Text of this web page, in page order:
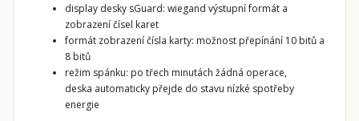
display desky sGuard: wiegand výstupní formát a
zobrazení čísel karet
formát zobrazení čísla karty: možnost přepínání 10 bitů a
8 bitů
režim spánku: po třech minutách žádná operace,
deska automaticky přejde do stavu nízké spotřeby
energie